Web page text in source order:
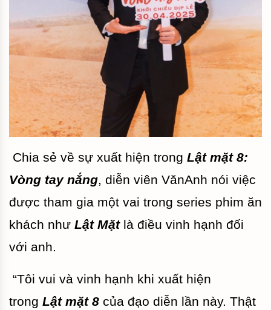
Chia sẻ về sự xuất hiện trong Lật mặt 8:
Vòng tay nắng, diễn viên VănAnh nói việc
được tham gia một vai trong series phim ăn
khách như Lật Mặtlà điều vinh hạnh đối
với anh.
“Tôi vui và vinh hạnh khi xuất hiện
trong Lật mặt 8 của đạo diễn lần này. Thật